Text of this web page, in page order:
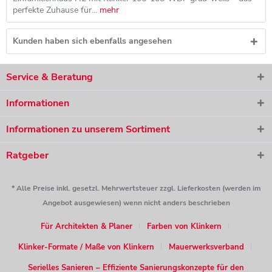
perfekte Zuhause für... mehr
Kunden haben sich ebenfalls angesehen
Service & Beratung
Informationen
Informationen zu unserem Sortiment
Ratgeber
* Alle Preise inkl. gesetzl. Mehrwertsteuer zzgl. Lieferkosten (werden im
Angebot ausgewiesen) wenn nicht anders beschrieben
Für Architekten & Planer
Farben von Klinkern
Klinker-Formate / Maße von Klinkern
Mauerwerksverband
Serielles Sanieren – Effiziente Sanierungskonzepte für den